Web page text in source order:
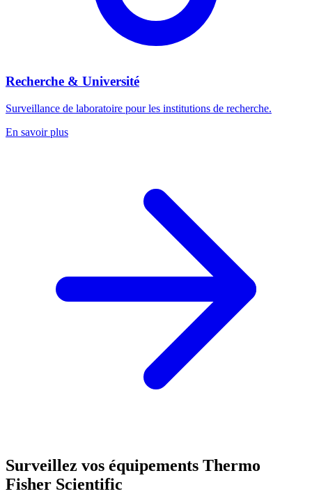
Recherche & Université
Surveillance de laboratoire pour les institutions de recherche.
En savoir plus
Surveillez vos équipements Thermo
Fisher Scientific